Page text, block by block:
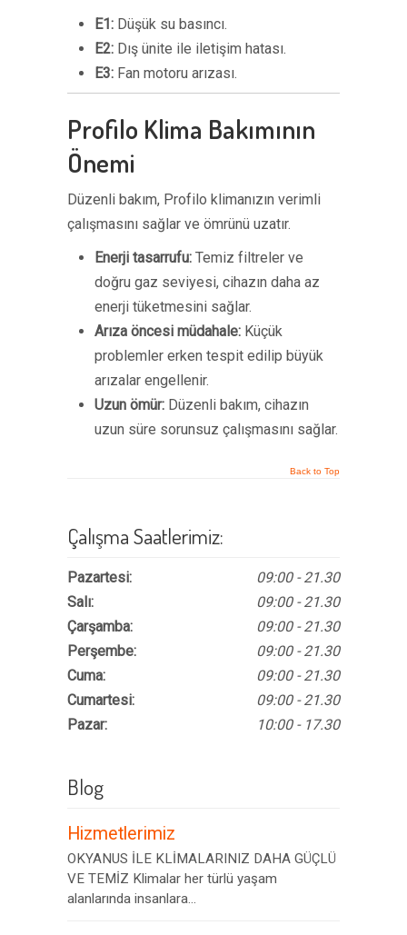
E1: Düşük su basıncı.
E2: Dış ünite ile iletişim hatası.
E3: Fan motoru arızası.
Profilo Klima Bakımının
Önemi
Düzenli bakım, Profilo klimanızın verimli
çalışmasını sağlar ve ömrünü uzatır.
Enerji tasarrufu: Temiz filtreler ve
doğru gaz seviyesi, cihazın daha az
enerji tüketmesini sağlar.
Arıza öncesi müdahale: Küçük
problemler erken tespit edilip büyük
arızalar engellenir.
Uzun ömür: Düzenli bakım, cihazın
uzun süre sorunsuz çalışmasını sağlar.
Back to Top
Çalışma Saatlerimiz:
Pazartesi:
Salı:
Çarşamba:
Perşembe:
Cuma:
Cumartesi:
Pazar:
09:00 - 21.30
09:00 - 21.30
09:00 - 21.30
09:00 - 21.30
09:00 - 21.30
09:00 - 21.30
10:00 - 17.30
Blog
Hizmetlerimiz
OKYANUS İLE KLİMALARINIZ DAHA GÜÇLÜ
VE TEMİZ Klimalar her türlü yaşam
alanlarında insanlara...